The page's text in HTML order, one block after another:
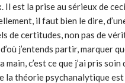
est la prise au sérieux de
il faut bien le dire,
de certitudes, non pas de
j’entends partir, marquer
c’est ce que j’ai pris soin
la théorie psychanalytique